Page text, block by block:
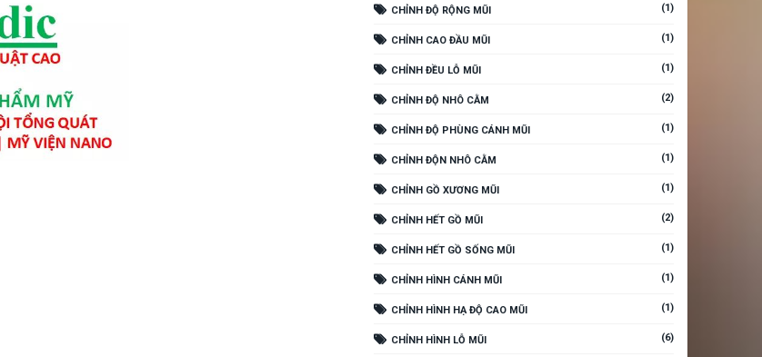
CHỈNH ĐỘ RỘNG MŨI (1)
CHỈNH CAO ĐẦU MŨI (1)
CHỈNH ĐỀU LỖ MŨI (1)
CHỈNH ĐỘ NHÔ CẰM (2)
CHỈNH ĐỘ PHÙNG CÁNH MŨI (1)
CHỈNH ĐỘN NHÔ CẰM (1)
CHỈNH GỒ XƯƠNG MŨI (1)
CHỈNH HẾT GỒ MŨI (2)
CHỈNH HẾT GỒ SỐNG MŨI (1)
CHỈNH HÌNH CÁNH MŨI (1)
CHỈNH HÌNH HẠ ĐỘ CAO MŨI (1)
CHỈNH HÌNH LỖ MŨI (6)